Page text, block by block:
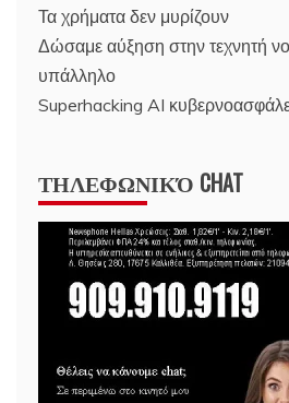
Τα χρήματα δεν μυρίζουν
Δώσαμε αύξηση στην τεχνητή
υπάλληλο
Superhacking AI
ΤΗΛΕΦΩΝΙΚΌ CHAT